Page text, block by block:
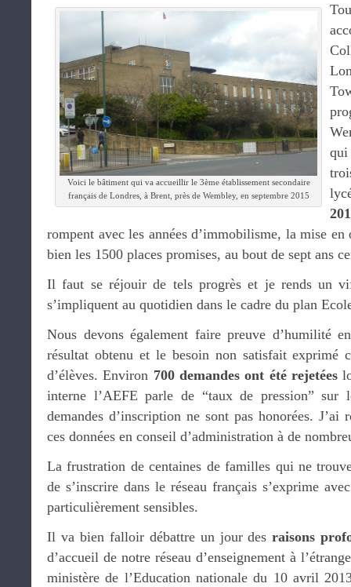
Voici le bâtiment qui va accueillir le 3ème établissement secondaire
français de Londres, à Brent, près de Wembley, en septembre 2015
rompent avec les années d’immobilisme, la mise
bien les 1500 places promises, au bout de sept ans
Il faut se réjouir de tels progrès et je rends un
s’impliquent au quotidien dans le cadre du plan
Nous devons également faire preuve d’humilité
résultat obtenu et le besoin non satisfait exprimé
d’élèves. Environ 700 demandes ont été rejetées
interne l’AEFE parle de “taux de pression” sur
demandes d’inscription ne sont pas honorées. J’ai
ces données en conseil d’administration à de
La frustration de centaines de familles qui ne
de s’inscrire dans le réseau français s’exprime
particulièrement sensibles.
Il va bien falloir débattre un jour desraisons
d’accueil de notre réseau d’enseignement à
ministère de l’Education nationale du 10 avril